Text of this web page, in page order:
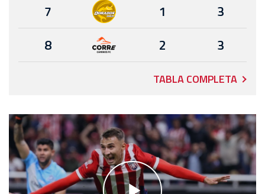
7
1
3
8
2 3
TABLA COMPLETA